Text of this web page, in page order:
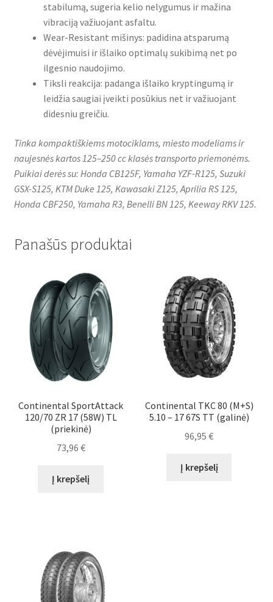
stabilumą, sugeria kelio nelygumus ir mažina
vibraciją važiuojant asfaltu.
Wear-Resistant mišinys: padidina atsparumą
dėvėjimuisi ir išlaiko optimalų sukibimą net po
ilgesnio naudojimo.
Tiksli reakcija: padanga išlaiko kryptingumą ir
leidžia saugiai įveikti posūkius net ir važiuojant
didesniu greičiu.
Tinka kompaktiškiems motociklams, miesto modeliams ir
naujesnės kartos 125–250 cc klasės transporto priemonėms.
Puikiai derės su: Honda CB125F, Yamaha YZF-R125, Suzuki
GSX-S125, KTM Duke 125, Kawasaki Z125, Aprilia RS 125,
Honda CBF250, Yamaha R3, Benelli BN 125, Keeway RKV 125.
Panašūs produktai
Continental SportAttack
120/70 ZR 17 (58W) TL
(priekinė)
73,96 €
Į krepšelį
Continental TKC 80 (M+S)
5.10 – 17 67S TT (galinė)
96,95€
Į krepšelį